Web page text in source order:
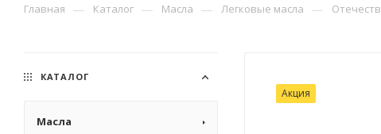
Главная — Каталог — Масла — Легковые масла —
Акция
КАТАЛОГ
Масла